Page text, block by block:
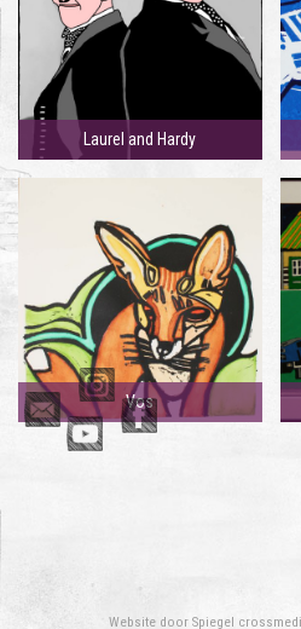
Laurel and Hardy
Vos
Website door Spiegel